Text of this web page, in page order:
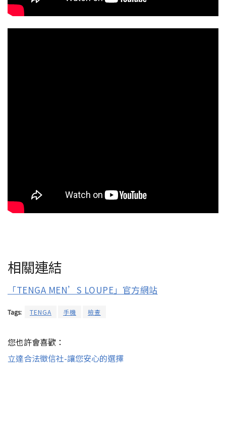
相關連結
「TENGA MEN’S LOUPE」官方網站
Tags: TENGA 手機 檢查
您也許會喜歡：
立達合法徵信社-讓您安心的選擇